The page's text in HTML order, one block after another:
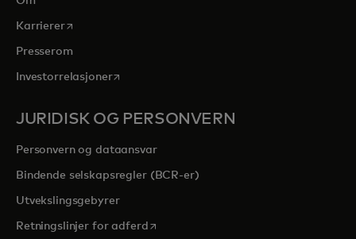
Karriereropens in a new tab
Presserom
Investorrelasjoneropens in a new tab
JURIDISK OG PERSONVERN
Personvern og dataansvar
Bindende selskapsregler (BCR-er)
Utvekslingsgebyrer
Retningslinjer for adferdopens in a new tab